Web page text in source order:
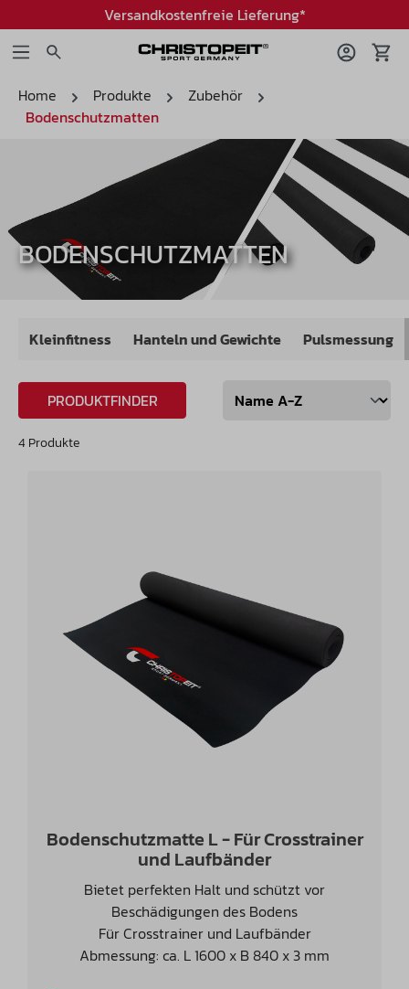
Versandkostenfreie Lieferung*
Home Produkte
Zubehör
Bodenschutzmatten
BODENSCHUTZMATTEN
Kleinfitness Hanteln und Gewichte Pulsmessung
4 Produkte
PRODUKTFINDER
Bodenschutzmatte L - Für Crosstrainer
und Laufbänder
Bietet perfekten Halt und schützt vor
Beschädigungen des Bodens
Für Crosstrainer und Laufbänder
Abmessung: ca. L 1600 x B 840 x 3 mm